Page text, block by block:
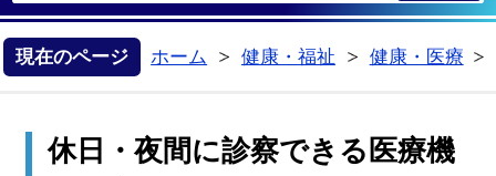
現在のページ ホーム
健康・福祉
健康・医療
休日・夜間に診察できる医療機